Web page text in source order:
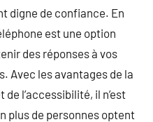
digne de confiance. En
est une option
des réponses à vos
Avec les avantages de la
l’accessibilité, il n’est
plus de personnes optent